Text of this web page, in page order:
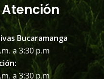
Bucaramanga
a 3:30 p.m
a 3:30 p.m